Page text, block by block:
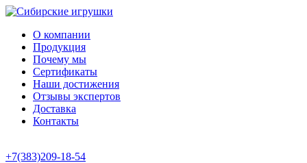
О компании
Продукция
Почему мы
Сертификаты
Наши достижения
Отзывы экспертов
Доставка
Контакты
+7(383)209-18-54